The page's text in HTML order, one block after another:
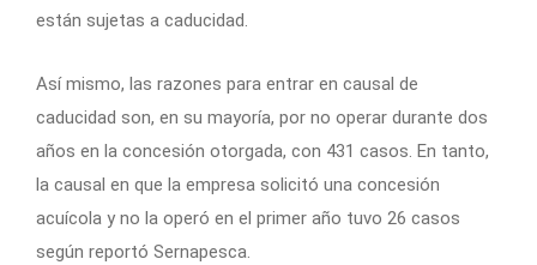
están sujetas a caducidad.
Así mismo, las razones para entrar en causal de
caducidad son, en su mayoría, por no operar durante dos
años en la concesión otorgada, con 431 casos. En tanto,
la causal en que la empresa solicitó una concesión
acuícola y no la operó en el primer año tuvo 26 casos
según reportó Sernapesca.